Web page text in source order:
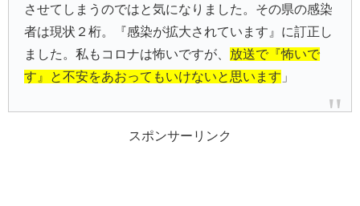
させてしまうのではと気になりました。その県の感染
者は現状２桁。『感染が拡大されています』に訂正し
ました。私もコロナは怖いですが、 放送で『怖いで
す』と不安をあおってもいけないと思います 」
スポンサーリンク